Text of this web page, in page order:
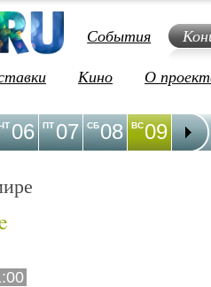
События
Кино О
06 07
ПТ 08
СБ 09
ВС 10
ПН